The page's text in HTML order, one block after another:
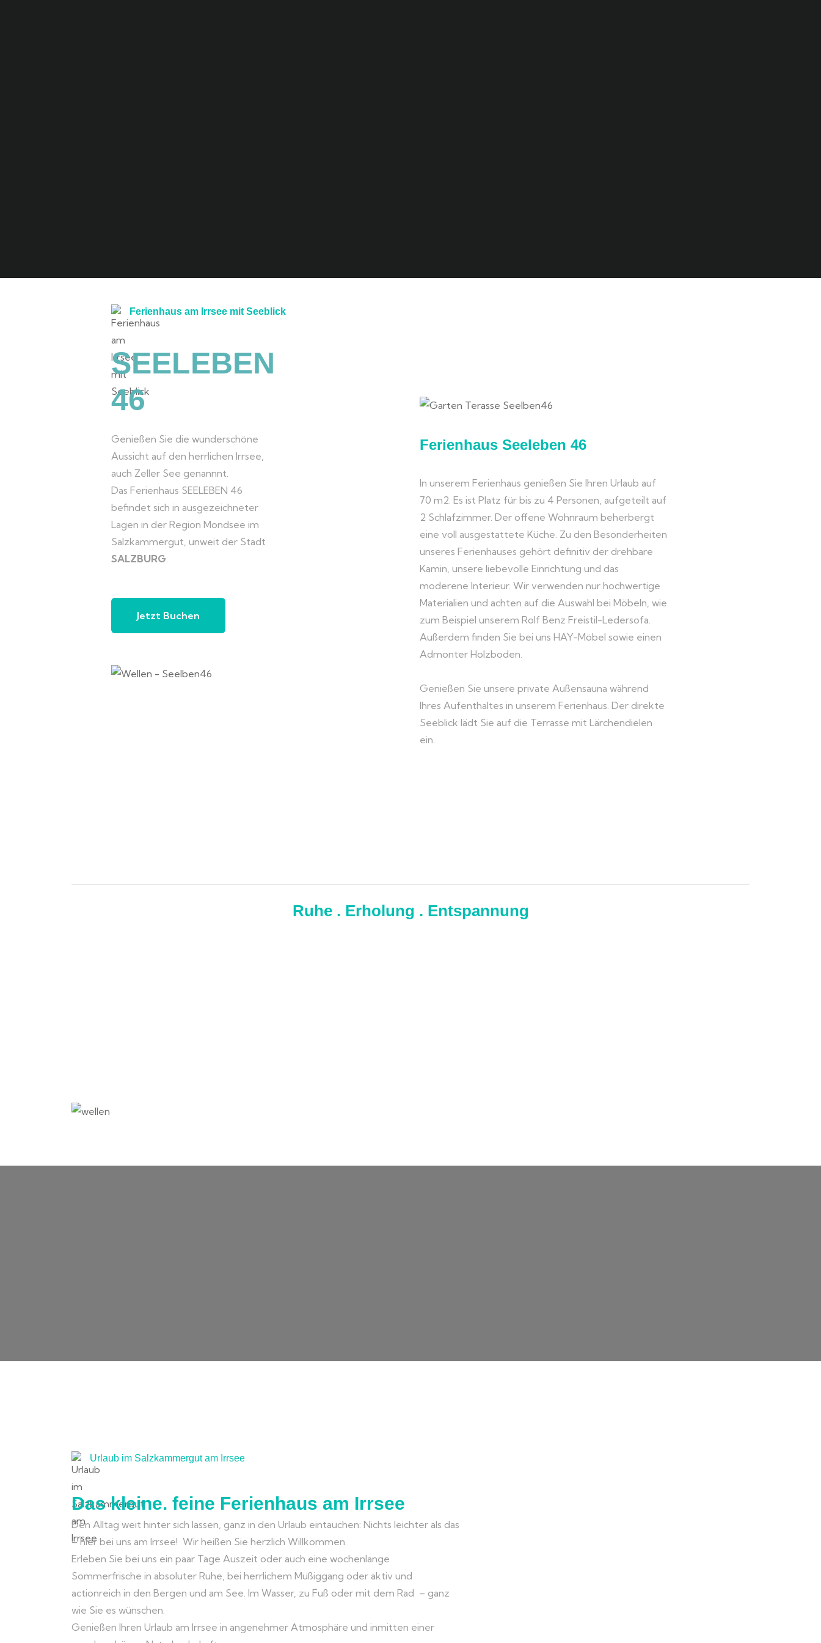
Ferienhaus am Irrsee mit Seeblick
SEELEBEN
46
Genießen Sie die wunderschöne
Aussicht auf den herrlichen Irrsee,
auch Zeller See genannnt.
Das Ferienhaus SEELEBEN 46
befindet sich in ausgezeichneter
Lagen in der Region Mondsee im
Salzkammergut, unweit der Stadt
SALZBURG.
Jetzt Buchen
Ferienhaus Seeleben 46
In unserem Ferienhaus genießen Sie Ihren Urlaub auf
70 m2. Es ist Platz für bis zu 4 Personen, aufgeteilt auf
2 Schlafzimmer. Der offene Wohnraum beherbergt
eine voll ausgestattete Küche. Zu den Besonderheiten
unseres Ferienhauses gehört definitiv der drehbare
Kamin, unsere liebevolle Einrichtung und das
moderene Interieur. Wir verwenden nur hochwertige
Materialien und achten auf die Auswahl bei Möbeln, wie
zum Beispiel unserem Rolf Benz Freistil-Ledersofa.
Außerdem finden Sie bei uns HAY-Möbel sowie einen
Admonter Holzboden.
Genießen Sie unsere private Außensauna während
Ihres Aufenthaltes in unserem Ferienhaus. Der direkte
Seeblick lädt Sie auf die Terrasse mit Lärchendielen
ein.
Ruhe . Erholung . Entspannung
Urlaub im Salzkammergut am Irrsee
Das kleine. feine Ferienhaus am Irrsee
Den Alltag weit hinter sich lassen, ganz in den Urlaub eintauchen: Nichts leichter als das
– hier bei uns am Irrsee! Wir heißen Sie herzlich Willkommen.
Erleben Sie bei uns ein paar Tage Auszeit oder auch eine wochenlange
Sommerfrische in absoluter Ruhe, bei herrlichem Müßiggang oder aktiv und
actionreich in den Bergen und am See. Im Wasser, zu Fuß oder mit dem Rad – ganz
wie Sie es wünschen.
Genießen Ihren Urlaub am Irrsee in angenehmer Atmosphäre und inmitten einer